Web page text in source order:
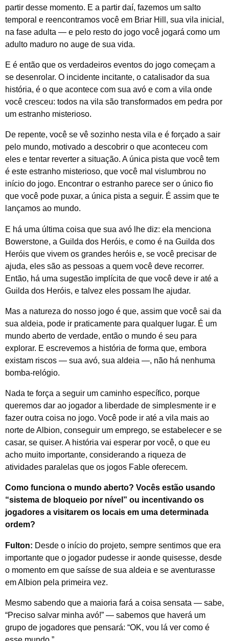
partir desse momento. E a partir daí, fazemos um salto
temporal e reencontramos você em Briar Hill, sua vila inicial,
na fase adulta — e pelo resto do jogo você jogará como um
adulto maduro no auge de sua vida.
E é então que os verdadeiros eventos do jogo começam a
se desenrolar. O incidente incitante, o catalisador da sua
história, é o que acontece com sua avó e com a vila onde
você cresceu: todos na vila são transformados em pedra por
um estranho misterioso.
De repente, você se vê sozinho nesta vila e é forçado a sair
pelo mundo, motivado a descobrir o que aconteceu com
eles e tentar reverter a situação. A única pista que você tem
é este estranho misterioso, que você mal vislumbrou no
início do jogo. Encontrar o estranho parece ser o único fio
que você pode puxar, a única pista a seguir. É assim que te
lançamos ao mundo.
E há uma última coisa que sua avó lhe diz: ela menciona
Bowerstone, a Guilda dos Heróis, e como é na Guilda dos
Heróis que vivem os grandes heróis e, se você precisar de
ajuda, eles são as pessoas a quem você deve recorrer.
Então, há uma sugestão implícita de que você deve ir até a
Guilda dos Heróis, e talvez eles possam lhe ajudar.
Mas a natureza do nosso jogo é que, assim que você sai da
sua aldeia, pode ir praticamente para qualquer lugar. É um
mundo aberto de verdade, então o mundo é seu para
explorar. E escrevemos a história de forma que, embora
existam riscos — sua avó, sua aldeia —, não há nenhuma
bomba-relógio.
Nada te força a seguir um caminho específico, porque
queremos dar ao jogador a liberdade de simplesmente ir e
fazer outra coisa no jogo. Você pode ir até a vila mais ao
norte de Albion, conseguir um emprego, se estabelecer e se
casar, se quiser. A história vai esperar por você, o que eu
acho muito importante, considerando a riqueza de
atividades paralelas que os jogos Fable oferecem.
Como funciona o mundo aberto? Vocês estão usando
“sistema de bloqueio por nível” ou incentivando os
jogadores a visitarem os locais em uma determinada
ordem?
Fulton: Desde o início do projeto, sempre sentimos que era
importante que o jogador pudesse ir aonde quisesse, desde
o momento em que saísse de sua aldeia e se aventurasse
em Albion pela primeira vez.
Mesmo sabendo que a maioria fará a coisa sensata — sabe,
“Preciso salvar minha avó!” — sabemos que haverá um
grupo de jogadores que pensará: “OK, vou lá ver como é